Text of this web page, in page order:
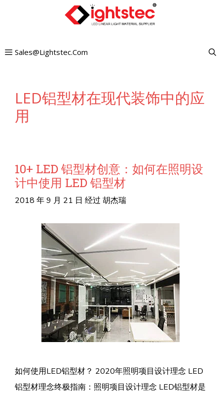
容
Sales@lightstec.com
LED铝型材在现代装饰中的应
用
10+ LED 铝型材创意：如何在照明设
计中使用 LED 铝型材
2018 年 9 月 21 日 经过 胡杰瑞
如何使用LED铝型材？ 2020年照明项目设计理念 LED
铝型材理念终极指南：照明项目设计理念 LED铝型材是